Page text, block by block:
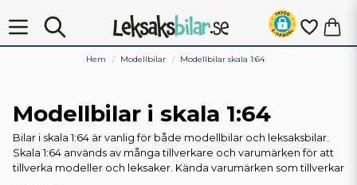
Hem Modellbilar Modellbilar skala 1:64
Modellbilar i skala 1:64
Bilar i skala 1:64 är vanlig för både modellbilar och leksaksbilar.
Skala 1:64 används av många tillverkare och varumärken för att
tillverka modeller och leksaker. Kända varumärken som tillverkar